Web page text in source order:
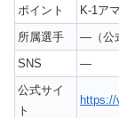
ポイント
K-1ア
所属選手
—（公
SNS
—
公式サイ
ト